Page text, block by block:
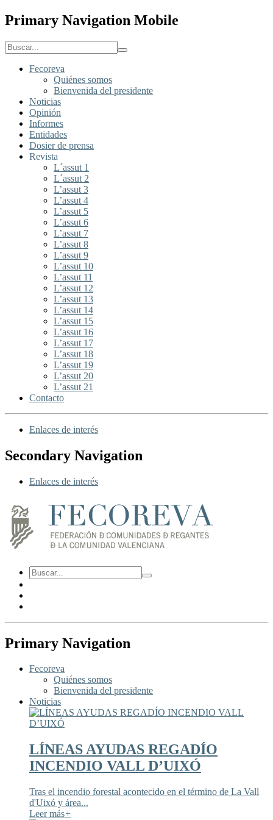
Primary Navigation Mobile
Fecoreva
Quiénes somos
Bienvenida del presidente
Noticias
Opinión
Informes
Entidades
Dosier de prensa
Revista
L´assut 1
L´assut 2
L’assut 3
L’assut 4
L’assut 5
L’assut 6
L’assut 7
L’assut 8
L’assut 9
L’assut 10
L’assut 11
L’assut 12
L’assut 13
L’assut 14
L’assut 15
L’assut 16
L’assut 17
L’assut 18
L’assut 19
L’assut 20
L’assut 21
Contacto
Enlaces de interés
Secondary Navigation
Enlaces de interés
Primary Navigation
Fecoreva
Quiénes somos
Bienvenida del presidente
Noticias
LÍNEAS AYUDAS REGADÍO
INCENDIO VALL D’UIXÓ
Tras el incendio forestal acontecido en el término de La Vall
d'Uixó y área...
Leer más+